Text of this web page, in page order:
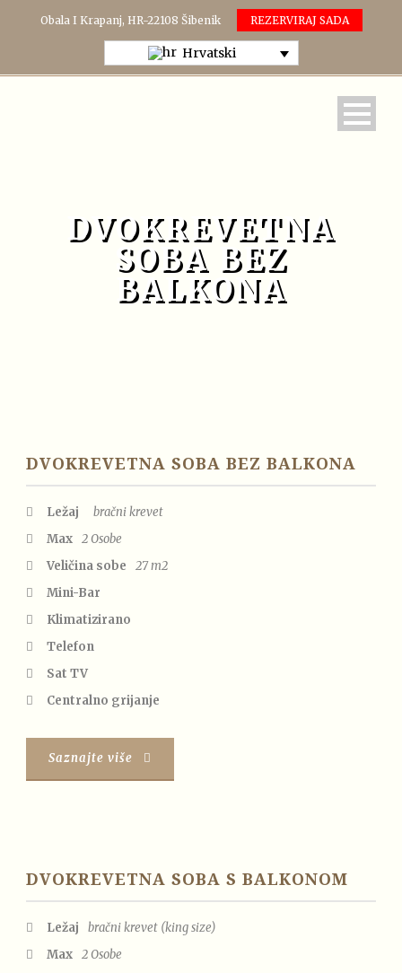
Obala I Krapanj, HR-22108 Šibenik REZERVIRAJ SADA
Hrvatski
DVOKREVETNA
SOBA BEZ
BALKONA
DVOKREVETNA SOBA BEZ BALKONA
Ležaj
bračni krevet
Max 2 Osobe
Veličina sobe
27 m2
Mini-Bar
Klimatizirano
Telefon
Sat TV
Centralno grijanje
Saznajte više
DVOKREVETNA SOBA S BALKONOM
Ležaj
bračni krevet (king size)
Max 2 Osobe